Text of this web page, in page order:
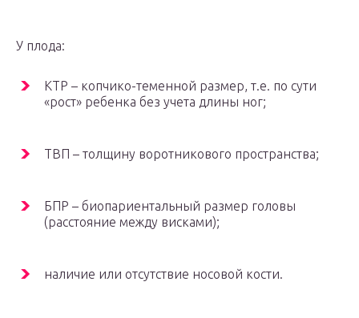
У плода:
КТР – копчико-теменной размер, т.е. по сути
«рост» ребенка без учета длины ног;
ТВП – толщину воротникового пространства;
БПР – биопариентальный размер головы
(расстояние между висками);
наличие или отсутствие носовой кости.